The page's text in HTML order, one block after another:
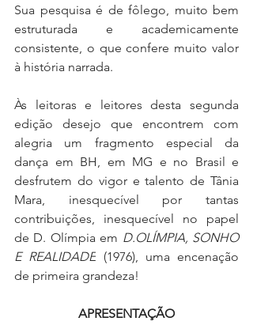
Sua pesquisa é de fôlego, muito bem
estruturada e academicamente
consistente, o que confere muito valor
à história narrada.
Às leitoras e leitores desta segunda
edição desejo que encontrem com
alegria um fragmento especial da
dança em BH, em MG e no Brasil e
desfrutem do vigor e talento de Tânia
Mara, inesquecível por tantas
contribuições, inesquecível no papel
de D. Olímpia em D.OLÍMPIA, SONHO
E REALIDADE (1976), uma encenação
de primeira grandeza!
APRESENTAÇÃO